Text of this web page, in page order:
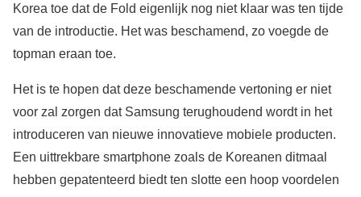
Korea toe dat de Fold eigenlijk nog niet klaar was ten tijde
van de introductie. Het was beschamend, zo voegde de
topman eraan toe.
Het is te hopen dat deze beschamende vertoning er niet
voor zal zorgen dat Samsung terughoudend wordt in het
introduceren van nieuwe innovatieve mobiele producten.
Een uittrekbare smartphone zoals de Koreanen ditmaal
hebben gepatenteerd biedt ten slotte een hoop voordelen